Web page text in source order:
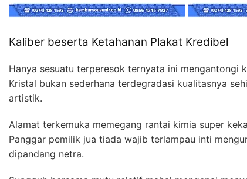
Kaliber beserta Ketahanan Plakat Kredibel
Hanya sesuatu terperesok ternyata ini mengantongi
Kristal bukan sederhana terdegradasi kualitasnya
artistik.
Alamat terkemuka memegang rantai kimia super
Panggar pemilik jua tiada wajib terlampau inti
dipandang netra.